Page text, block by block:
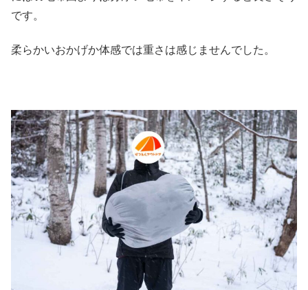
です。
柔らかいおかげか体感では重さは感じませんでした。